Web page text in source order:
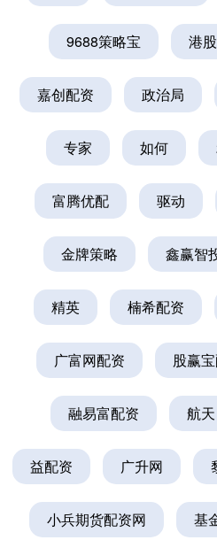
9688策略宝 港股
嘉创配资 政治局
专家 如何
富腾优配 驱动
金牌策略 鑫赢智
精英 楠希配资
广富网配资 股赢
融易富配资 航天
益配资 广升网
小兵期货配资网 基